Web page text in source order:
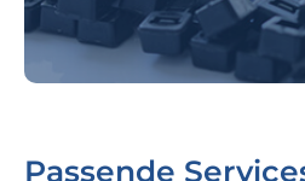
Passende